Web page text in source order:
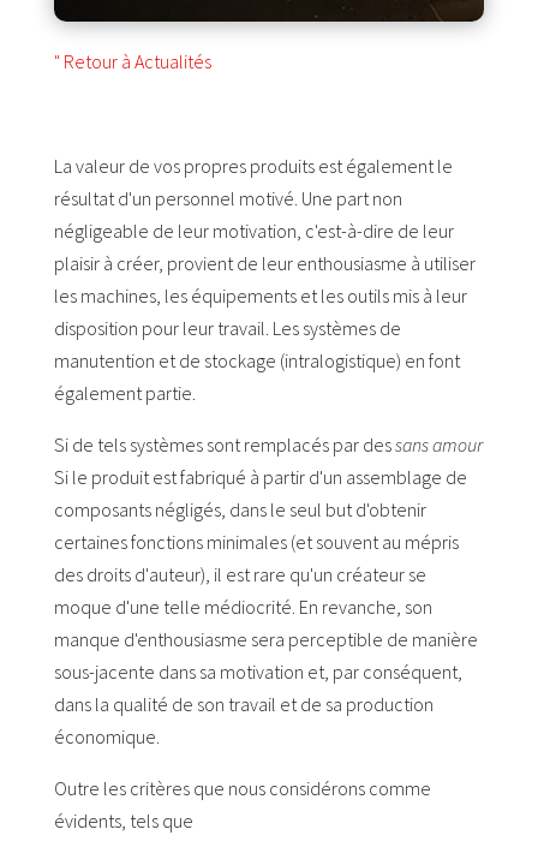
" Retour à Actualités
La valeur de vos propres produits est également le
résultat d'un personnel motivé. Une part non
négligeable de leur motivation, c'est-à-dire de leur
plaisir à créer, provient de leur enthousiasme à utiliser
les machines, les équipements et les outils mis à leur
disposition pour leur travail. Les systèmes de
manutention et de stockage (intralogistique) en font
également partie.
Si de tels systèmes sont remplacés par dessans amour
Si le produit est fabriqué à partir d'un assemblage de
composants négligés, dans le seul but d'obtenir
certaines fonctions minimales (et souvent au mépris
des droits d'auteur), il est rare qu'un créateur se
moque d'une telle médiocrité. En revanche, son
manque d'enthousiasme sera perceptible de manière
sous-jacente dans sa motivation et, par conséquent,
dans la qualité de son travail et de sa production
économique.
Outre les critères que nous considérons comme
évidents, tels que